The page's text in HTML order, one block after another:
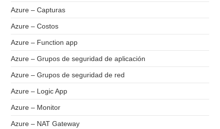
Azure – Capturas
Azure – Costos
Azure – Function app
Azure – Grupos de seguridad de aplicación
Azure – Grupos de seguridad de red
Azure – Logic App
Azure – Monitor
Azure – NAT Gateway